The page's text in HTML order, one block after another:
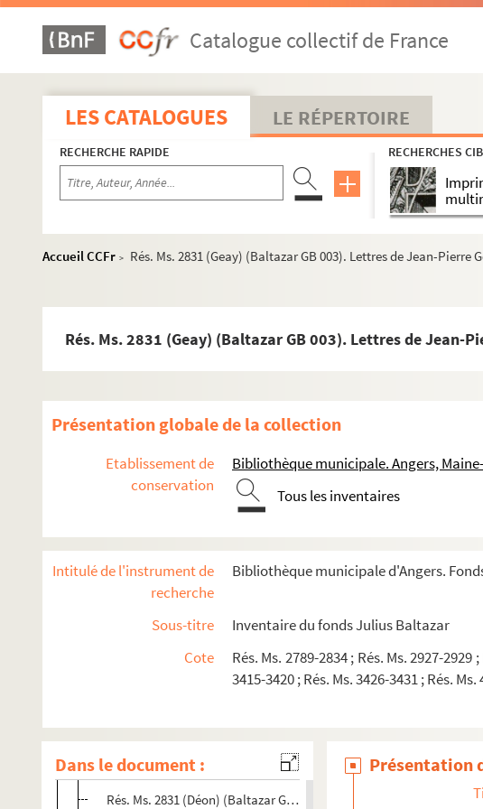
Catalogue collectif de France
LES CATALOGUES LE RÉPERTOIRE
RECHERCHE RAPIDE RECHERCHES
Accueil CCFr >
Rés. Ms. 2831 (Geay) (Baltazar GB 003). Lettres de Jean-Pierre
Rés. Ms. 2831 (Geay) (Baltazar GB 003). Lettres de Jean-
Présentation globale de la collection
Etablissement de
conservation
Bibliothèque municipale. Angers,
Tous les inventaires
Intitulé de l'instrument de
recherche
Bibliothèque municipale d'Angers.
Sous-titre
Inventaire du fonds Julius Baltazar
Cote
Rés. Ms. 2789-2834 ; Rés. Ms. 2927-2929
3415-3420 ; Rés. Ms. 3426-3431 ; Rés.
Dans le document :
A - Documents sur Julius Baltazar
B - Livres imprimés écrits ou ornés par Julius Baltazar
C - Livres d'artistes manuscrits écrits ou ornés par Julius Baltazar
D - Placards imprimés ornés par Julius Baltazar
E - Placards manuscrits ornés par Julius Baltazar
G - Correspondance
GA - Correspondance active
GB - Correspondance passive
Rés. Ms. 2830 (Baltazar GB 001). Lettres de Fernando Arrabal à
Rés. Ms. 2831 (Baguette) (Baltazar GB 024). Lettre d'Albert
Rés. Ms. 2831 (Bohbot) (Baltazar GB 013). Lettres de Michel Bohbot
Rés. Ms. 2831 (Brandy) (Baltazar GB 017). Lettre de Robert Brandy
Rés. Ms. 2831 (Calle-Gruber) (Baltazar GB 020). Lettre de Mireille
Rés. Ms. 2831 (Cloutier) (Baltazar GB 010). Textes de Guy Cloutier
Rés. Ms. 2831 (Delfieu) (Baltazar GB 019). Lettre de Dominique
Rés. Ms. 2831 (Déon) (Baltazar GB 002). Lettres de Michel Déon à
Présentation